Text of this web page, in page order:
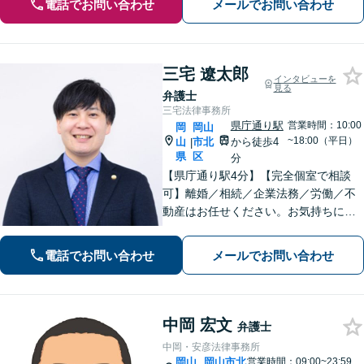
電話でお問い合わせ メールでお問い合わせ
三宅 遼太郎
弁護士
インタビューを
見る
三宅法律事務所
岡
山
県
|
岡山
市北
区
県庁通り駅
から徒歩4
分
営業時間：10:00
~18:00（平日）
【県庁通り駅4分】【完全個室で相談
可】離婚／相続／企業法務／労働／不
動産はお任せください。お気持ちに寄
「こんなこと弁護士に相談してもいい
のかな」と思うこともまずはご相談く
電話でお問い合わせ メールでお問い合わせ
中岡 宏文 弁護士
中岡・安彦法律事務所
営業時間：09:00~23:59